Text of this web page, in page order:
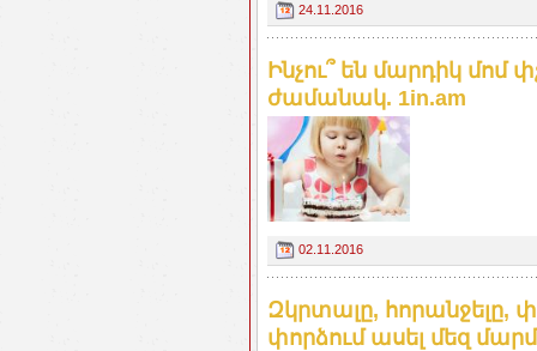
24.11.2016
Ինչու՞ են մարդիկ
ժամանակ. 1in.am
02.11.2016
Զկրտալը, հորանջելը,
փորձում ասել մեզ